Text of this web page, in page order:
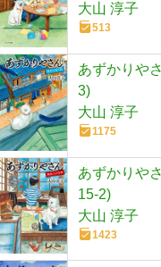
大山 淳子
513
あずかりや
3)
大山 淳子
1175
あずかりや
15-2)
大山 淳子
1423